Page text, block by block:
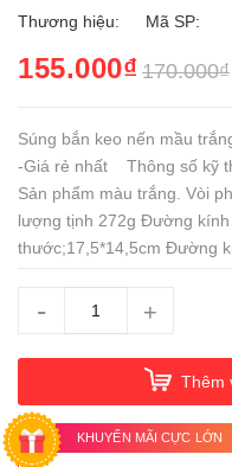
Thương hiệu: Mã SP:
155.000₫ 170.000₫
Súng bắn keo nến mầu
-Giá rẻ nhất Thông số kỹ
Sản phẩm màu trắng. Vòi
lượng tịnh 272g Đường
thước;17,5*14,5cm Đường
- +
Thêm
KHUYẾN MÃI CỰC LỚN